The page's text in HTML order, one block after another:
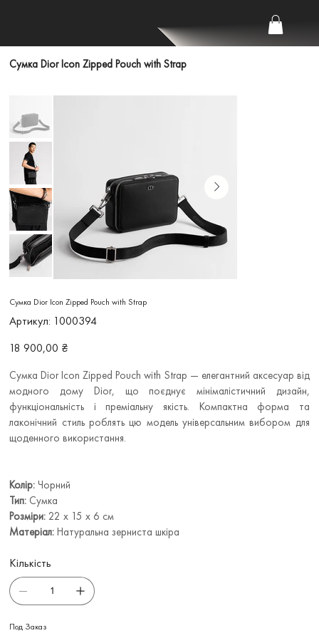
Сумка Dior Icon Zipped Pouch with Strap
Сумка Dior Icon Zipped Pouch with Strap
Артикул:
Артикул
1000394
1000394
Ціна
18 900,00 ₴
Сумка Dior Icon Zipped Pouch with Strap — елегантний аксесуар від
модного дому Dior, що поєднує мінімалістичний дизайн,
функціональність і преміальну якість. Компактна форма та
лаконічний стиль роблять цю модель універсальним вибором для
щоденного використання.
Колір: Чорний
Тип: Сумка
Розміри: 22 x 15 x 6 см
Матеріал:Натуральна зерниста шкіра
Кількість
Под Заказ